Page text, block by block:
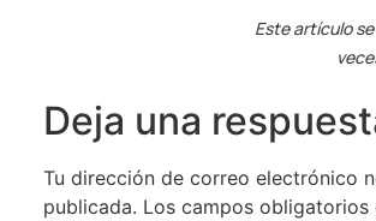
Este artículo
Deja una
Tu dirección de correo electrónico
publicada. Los campos obligatorios